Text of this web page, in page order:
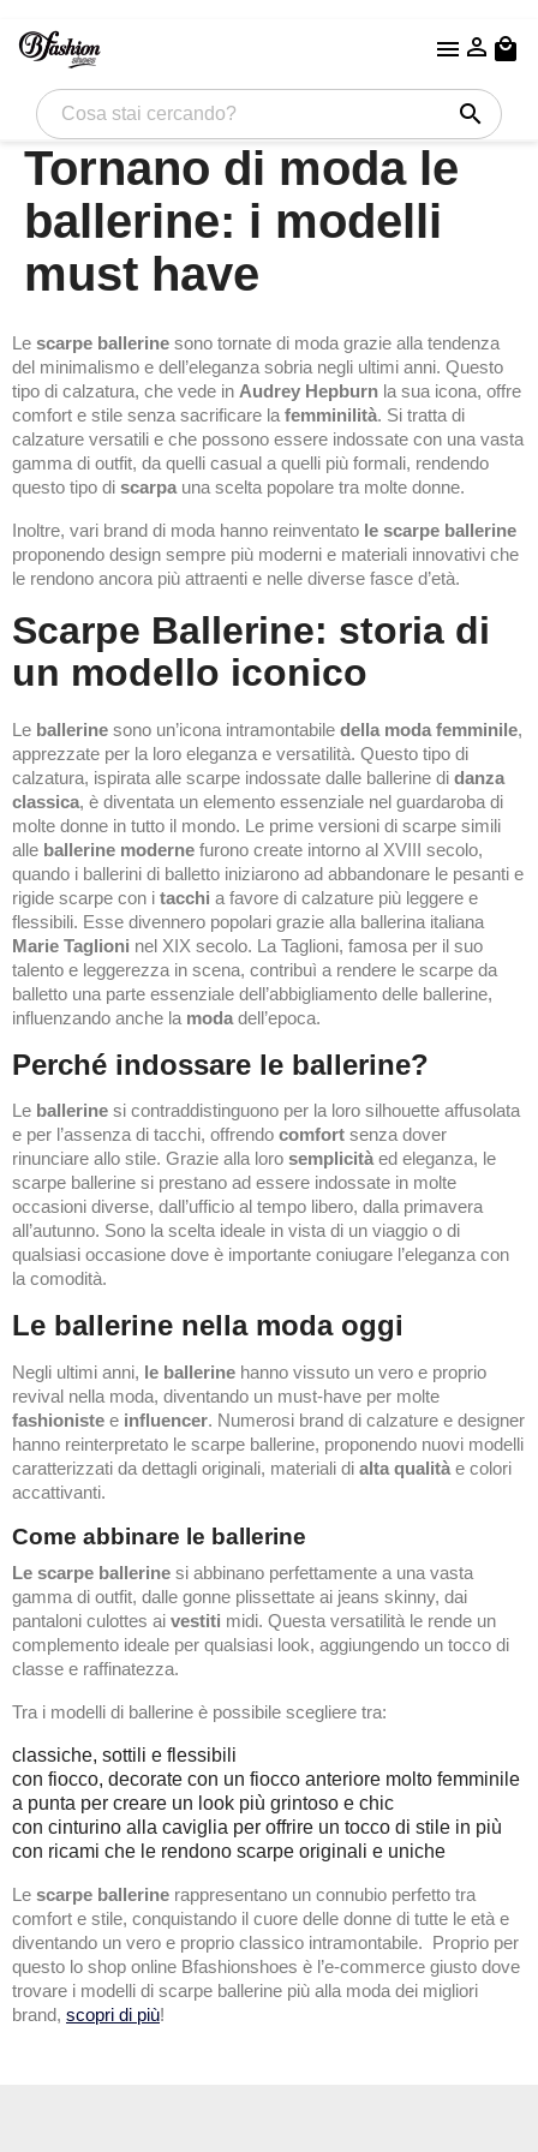
  local_mall
search
Tornano di moda le
ballerine: i modelli
must have
Le scarpe ballerine sono tornate di moda grazie alla tendenza
del minimalismo e dell’eleganza sobria negli ultimi anni. Questo
tipo di calzatura, che vede in Audrey Hepburn la sua icona, offre
comfort e stile senza sacrificare la femminilità. Si tratta di
calzature versatili e che possono essere indossate con una vasta
gamma di outfit, da quelli casual a quelli più formali, rendendo
questo tipo di scarpa una scelta popolare tra molte donne.
Inoltre, vari brand di moda hanno reinventato le scarpe ballerine
proponendo design sempre più moderni e materiali innovativi che
le rendono ancora più attraenti e nelle diverse fasce d’età.
Scarpe Ballerine: storia di
un modello iconico
Le ballerine sono un’icona intramontabile della moda femminile,
apprezzate per la loro eleganza e versatilità. Questo tipo di
calzatura, ispirata alle scarpe indossate dalle ballerine di danza
classica, è diventata un elemento essenziale nel guardaroba di
molte donne in tutto il mondo. Le prime versioni di scarpe simili
alle ballerine moderne furono create intorno al XVIII secolo,
quando i ballerini di balletto iniziarono ad abbandonare le pesanti e
rigide scarpe con i tacchi a favore di calzature più leggere e
flessibili. Esse divennero popolari grazie alla ballerina italiana
Marie Taglioni nel XIX secolo. La Taglioni, famosa per il suo
talento e leggerezza in scena, contribuì a rendere le scarpe da
balletto una parte essenziale dell’abbigliamento delle ballerine,
influenzando anche la moda dell’epoca.
Perché indossare le ballerine?
Le ballerine si contraddistinguono per la loro silhouette affusolata
e per l’assenza di tacchi, offrendo comfort senza dover
rinunciare allo stile. Grazie alla loro semplicitàed eleganza, le
scarpe ballerine si prestano ad essere indossate in molte
occasioni diverse, dall’ufficio al tempo libero, dalla primavera
all’autunno. Sono la scelta ideale in vista di un viaggio o di
qualsiasi occasione dove è importante coniugare l’eleganza con
la comodità.
Le ballerine nella moda oggi
Negli ultimi anni, le ballerine hanno vissuto un vero e proprio
revival nella moda, diventando un must-have per molte
fashioniste e influencer. Numerosi brand di calzature e designer
hanno reinterpretato le scarpe ballerine, proponendo nuovi modelli
caratterizzati da dettagli originali, materiali di alta qualità e colori
accattivanti.
Come abbinare le ballerine
Le scarpe ballerine si abbinano perfettamente a una vasta
gamma di outfit, dalle gonne plissettate ai jeans skinny, dai
pantaloni culottes ai vestiti midi. Questa versatilità le rende un
complemento ideale per qualsiasi look, aggiungendo un tocco di
classe e raffinatezza.
Tra i modelli di ballerine è possibile scegliere tra:
classiche, sottili e flessibili
con fiocco, decorate con un fiocco anteriore molto femminile
a punta per creare un look più grintoso e chic
con cinturino alla caviglia per offrire un tocco di stile in più
con ricami che le rendono scarpe originali e uniche
Le scarpe ballerine rappresentano un connubio perfetto tra
comfort e stile, conquistando il cuore delle donne di tutte le età e
diventando un vero e proprio classico intramontabile. Proprio per
questo lo shop online Bfashionshoes è l’e-commerce giusto dove
trovare i modelli di scarpe ballerine più alla moda dei migliori
brand, scopri di più!